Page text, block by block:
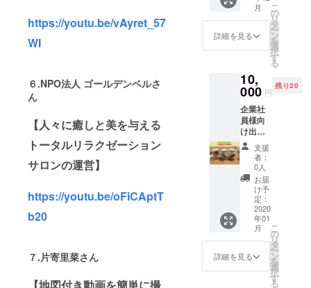
https://youtu.be/vAyret_57
WI
６.NPO法人 ゴールデンベルさ
ん
【人々に癒しと美を与える
トータルリラクゼーション
サロンの運営】
https://youtu.be/oFiCAptT
b20
７.片寄里菜さん
寄付さ
せてい
ただき
少々お
時間を
頂けま
すよう
お願い
申し上
げま
す。
頂けま
す。
①LED
デンタ
ルホワ
ング（1
回60
分）
（通常
価格
24,000
税込）
＊生活
習慣な
どで着
色した
歯が生
まれた
時の白
さに近
づきま
す！
月
詳細を見る
こ
の
リ
タ
ー
ン
を
選
択
す
る
10,
000 円
残り20
企業社
員様向
け出張
講座(90
分 10名
様迄）
（通常
価格1名
様3300
円（税
込） 本
所吾妻
橋の弊
社教室
でも対
応しま
支援
者：
0人
お届
け予
定：
2020
年01
月
詳細を見る
こ
の
リ
タ
ー
ン
を
選
択
す
る